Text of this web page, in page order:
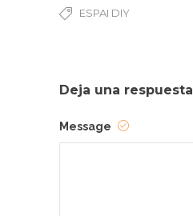
ESPAI DIY
Deja una respuesta
Message